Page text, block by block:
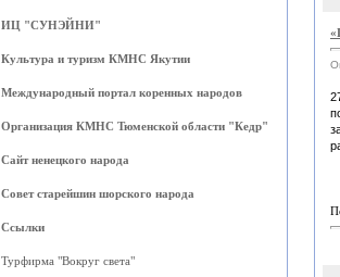
ИЦ "СУНЭЙНИ"
Культура и туризм КМНС Якутии
Международный портал коренных народов
Организация КМНС Тюменской области "Кедр"
Сайт ненецкого народа
Совет старейшин шорского народа
Ссылки
Турфирма "Вокруг света"